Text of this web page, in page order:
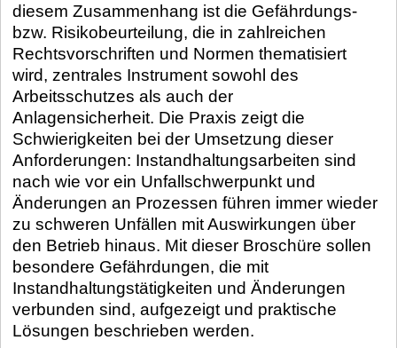
diesem Zusammenhang ist die Gefährdungs-
bzw. Risikobeurteilung, die in zahlreichen
Rechtsvorschriften und Normen thematisiert
wird, zentrales Instrument sowohl des
Arbeitsschutzes als auch der
Anlagensicherheit. Die Praxis zeigt die
Schwierigkeiten bei der Umsetzung dieser
Anforderungen: Instandhaltungsarbeiten sind
nach wie vor ein Unfallschwerpunkt und
Änderungen an Prozessen führen immer wieder
zu schweren Unfällen mit Auswirkungen über
den Betrieb hinaus. Mit dieser Broschüre sollen
besondere Gefährdungen, die mit
Instandhaltungstätigkeiten und Änderungen
verbunden sind, aufgezeigt und praktische
Lösungen beschrieben werden.